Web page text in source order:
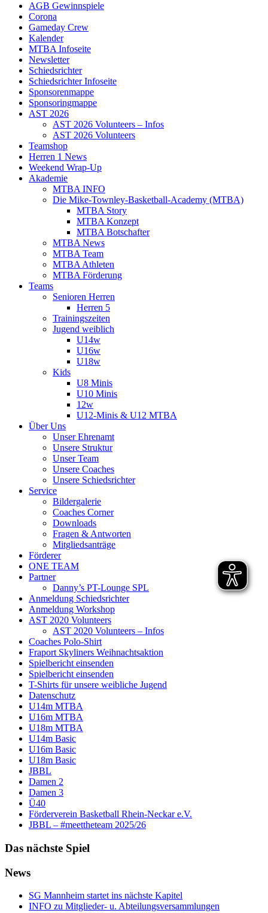
AGB Gewinnspiele
Corona
Gameday Crew
Kalender
MTBA Infoseite
Newsletter
Schiedsrichter
Schiedsrichter Infoseite
Sponsorenmappe
Sponsoringmappe
AST 2026
AST 2026 Volunteers – Infos
AST 2026 Volunteers
Teamshop
Herren 1 News
Weekend Wrap-Up
Akademie
MTBA INFO
Die Mike-Townley-Basketball-Academy (MTBA)
MTBA Story
MTBA Konzept
MTBA Botschafter
MTBA News
MTBA Team
MTBA Athleten
MTBA Förderung
Teams
Senioren Herren
Herren 5
Trainingszeiten
Jugend weiblich
U14w
U16w
U18w
Kids
U8 Minis
U10 Minis
12w
U12-Minis & U12 MTBA
Über Uns
Unser Ehrenamt
Unsere Struktur
Unser Team
Unsere Coaches
Unsere Schiedsrichter
Service
Bildergalerie
Coaches Corner
Downloads
Fragen & Antworten
Mitgliedsanträge
Förderer
ONE TEAM
Partner
Danny’s PT-Lounge SPL
Anmeldung Schiedsrichter
Anmeldung Workshop
AST 2020 Volunteers
AST 2020 Volunteers – Infos
Coaches Polo-Shirt
Fraport Skyliners Weihnachtsaktion
Spielbericht einsenden
Spielbericht einsenden
T-Shirts für unsere weibliche Jugend
Datenschutz
U14m MTBA
U16m MTBA
U18m MTBA
U14m Basic
U16m Basic
U18m Basic
JBBL
Damen 2
Damen 3
Ü40
Förderverein Basketball Rhein-Neckar e.V.
JBBL – #meettheteam 2025/26
Das nächste Spiel
News
SG Mannheim startet ins nächste Kapitel
INFO zu Mitglieder- u. Abteilungsversammlungen